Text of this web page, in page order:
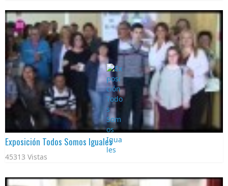
Exposición Todos Somos Iguales
45313 Vistas